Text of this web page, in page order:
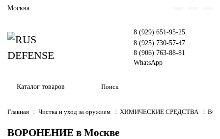
Москва
8 (929) 651-95-25
8 (925) 730-57-47
8 (906) 763-88-81
WhatsApp
Каталог товаров
Главная Чистка и уход за оружием ХИМИЧЕСКИЕ СРЕДСТВА
ВОРОНЕНИЕ в Москве